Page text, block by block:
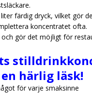
färdig dryck, vilket gör
koncentratet ofta.
gör det möjligt för
härlig läsk!
för varje smaksinne